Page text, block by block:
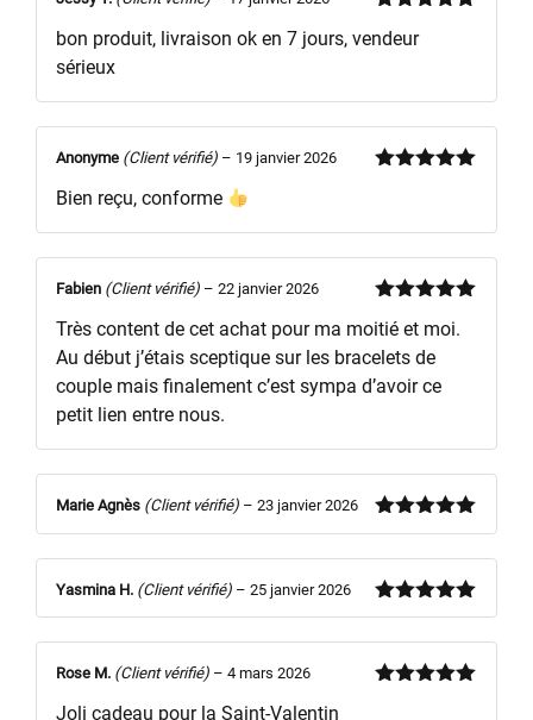
5
bon produit, livraison ok en 7 jours, vendeur
sérieux
Anonyme (Client vérifié) – 19 janvier 2026
Bien reçu, conforme
5
Fabien (Client vérifié) – 22 janvier 2026
Très content de cet achat pour ma moitié et moi.
Au début j’étais sceptique sur les bracelets de
couple mais finalement c’est sympa d’avoir ce
petit lien entre nous.
Note5sur
Marie Agnès (Client vérifié) – 23 janvier 2026
Note5sur
Yasmina H. (Client vérifié) – 25 janvier 2026
Rose M. (Client vérifié) – 4 mars 2026
Joli cadeau pour la Saint-Valentin